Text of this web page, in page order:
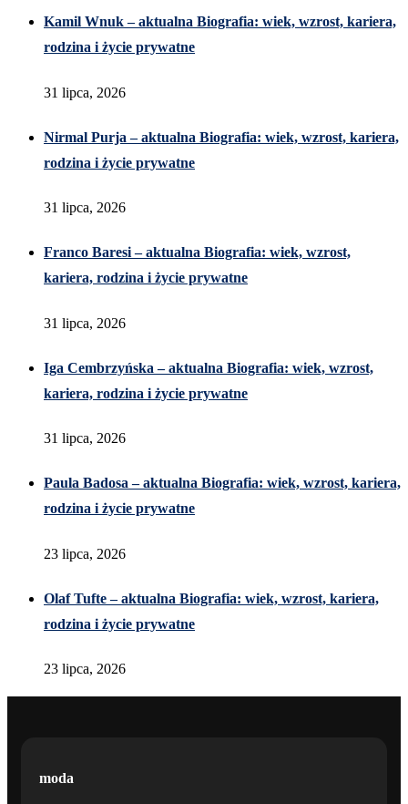
Kamil Wnuk – aktualna Biografia: wiek, wzrost, kariera,
rodzina i życie prywatne
31 lipca, 2026
Nirmal Purja – aktualna Biografia: wiek, wzrost, kariera,
rodzina i życie prywatne
31 lipca, 2026
Franco Baresi – aktualna Biografia: wiek, wzrost,
kariera, rodzina i życie prywatne
31 lipca, 2026
Iga Cembrzyńska – aktualna Biografia: wiek, wzrost,
kariera, rodzina i życie prywatne
31 lipca, 2026
Paula Badosa – aktualna Biografia: wiek, wzrost, kariera,
rodzina i życie prywatne
23 lipca, 2026
Olaf Tufte – aktualna Biografia: wiek, wzrost, kariera,
rodzina i życie prywatne
23 lipca, 2026
moda